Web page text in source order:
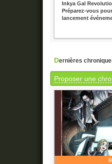
Inkya Gal
Préparez-vous
lancement
Dernières
Proposer une